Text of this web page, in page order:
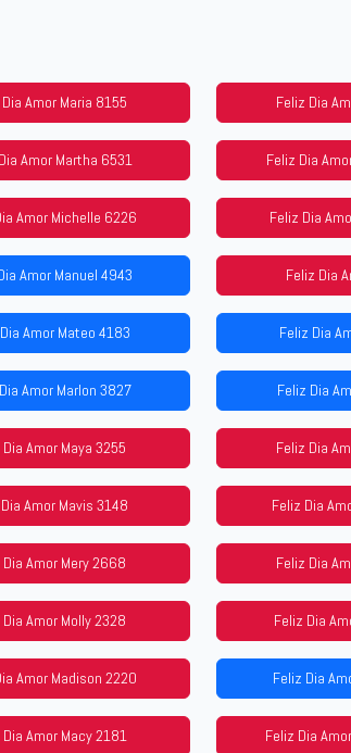
Amor Maria 8155 Feliz Dia
Amor Martha 6531 Feliz Dia
Amor Michelle 6226 Feliz Dia
Amor Manuel 4943 Feliz Dia
Amor Mateo 4183 Feliz Dia
Amor Marlon 3827 Feliz Dia
Amor Maya 3255 Feliz Dia
Amor Mavis 3148 Feliz Dia
Amor Mery 2668 Feliz Dia
Amor Molly 2328 Feliz Dia
Amor Madison 2220 Feliz Dia
Amor Macy 2181 Feliz Dia